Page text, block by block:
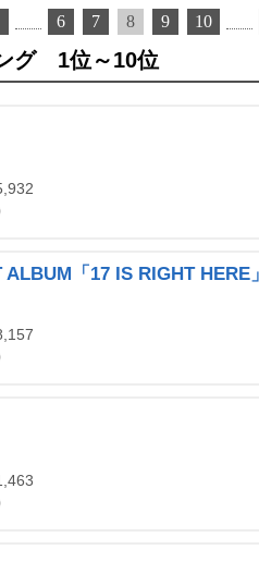
6 7 8 9 10
グ 1位～10位
「17 IS RIGHT HERE」